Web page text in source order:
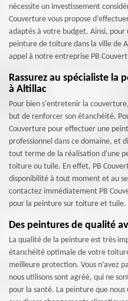
nécessite un investissement
Couverture vous propose
adaptés à votre budget. Ainsi,
peinture de toiture dans la ville de
appel à notre entreprise PB
Rassurez au spécialiste
à Altillac
Pour bien s'entretenir la
but de renforcer son étanchéité.
Couverture pour effectuer une
professionnel dans ce domaine, et
tout terme de la réalisation d'une
toiture ou tuile. En effet, PB
disponibilité à tout moment et au
contactez immédiatement PB
pour la peinture sur toiture et tuile.
Des peintures de qualité
La qualité de la peinture est très
étanchéité optimale de votre
meilleure protection. Vous n’avez
nous utilisons sont agréé, qui ne
pour la santé. La peinture que